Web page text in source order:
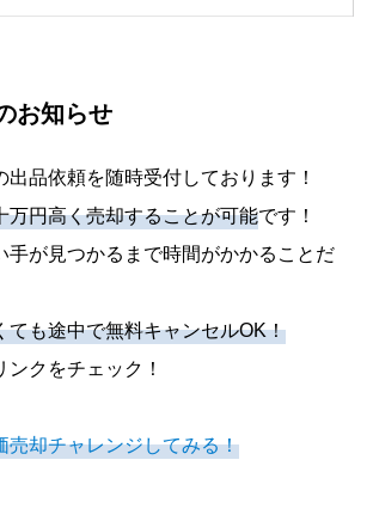
お知らせ
出品依頼を随時受付しております！
万円高く売却することが可能です！
手が見つかるまで時間がかかることだ
ても途中で無料キャンセルOK！
クをチェック！
売却チャレンジしてみる！